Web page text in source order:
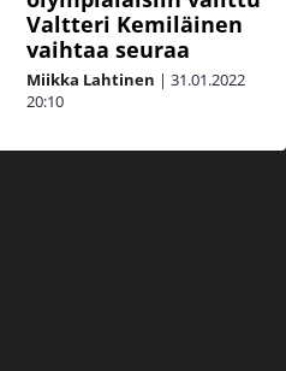
Valtteri Kemiläinen
vaihtaa seuraa
Miikka Lahtinen | 31.01.2022
20:10